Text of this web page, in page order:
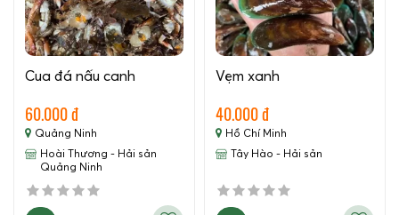
Cua đá nấu canh
60.000 đ
Quảng Ninh
Hoài Thương - Hải sản
Quảng Ninh
Vẹm xanh
40.000 đ
Hồ Chí Minh
Tây Hào - Hải sản